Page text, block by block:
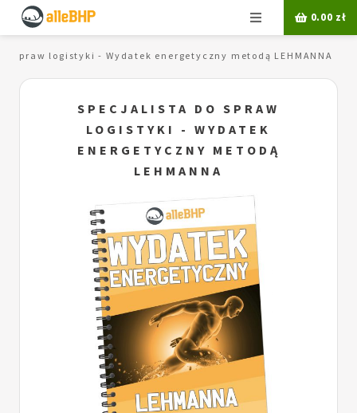
Menu 0.00 zł
spraw logistyki - Wydatek energetyczny metodą LEHMANNA
SPECJALISTA DO SPRAW
LOGISTYKI - WYDATEK
ENERGETYCZNY METODĄ
LEHMANNA